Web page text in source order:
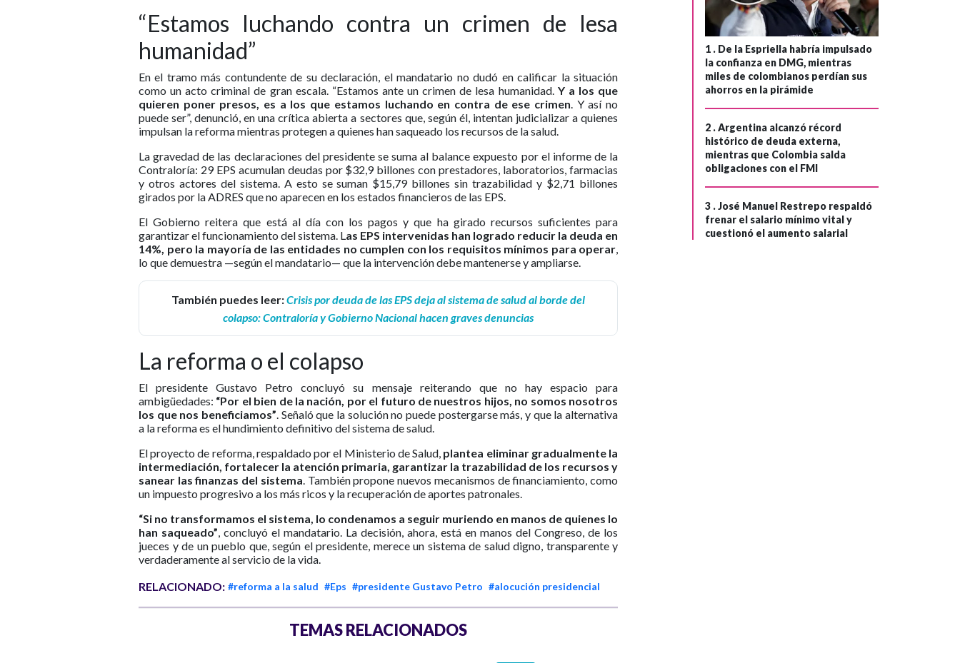
“Estamos luchando contra un crimen de lesa
humanidad”
En el tramo más contundente de su declaración, el mandatario no dudó en calificar la situación
como un acto criminal de gran escala. “Estamos ante un crimen de lesa humanidad.Y a los que
quieren poner presos, es a los que estamos luchando en contra de ese crimen. Y así no
puede ser”, denunció, en una crítica abierta a sectores que, según él, intentan judicializar a quienes
impulsan la reforma mientras protegen a quienes han saqueado los recursos de la salud.
La gravedad de las declaraciones del presidente se suma al balance expuesto por el informe de la
Contraloría: 29 EPS acumulan deudas por $32,9 billones con prestadores, laboratorios, farmacias
y otros actores del sistema. A esto se suman $15,79 billones sin trazabilidad y $2,71 billones
girados por la ADRES que no aparecen en los estados financieros de las EPS.
El Gobierno reitera que está al día con los pagos y que ha girado recursos suficientes para
garantizar el funcionamiento del sistema. Las EPS intervenidas han logrado reducir la deuda en
14%, pero la mayoría de las entidades no cumplen con los requisitos mínimos para operar,
lo que demuestra —según el mandatario— que la intervención debe mantenerse y ampliarse.
También puedes leer:Crisis por deuda de las EPS deja al sistema de salud al borde del
colapso: Contraloría y Gobierno Nacional hacen graves denuncias
La reforma o el colapso
El presidente Gustavo Petro concluyó su mensaje reiterando que no hay espacio para
ambigüedades: “Por el bien de la nación, por el futuro de nuestros hijos, no somos nosotros
los que nos beneficiamos”. Señaló que la solución no puede postergarse más, y que la alternativa
a la reforma es el hundimiento definitivo del sistema de salud.
El proyecto de reforma, respaldado por el Ministerio de Salud, plantea eliminar gradualmente la
intermediación, fortalecer la atención primaria, garantizar la trazabilidad de los recursos y
sanear las finanzas del sistema. También propone nuevos mecanismos de financiamiento, como
un impuesto progresivo a los más ricos y la recuperación de aportes patronales.
“Si no transformamos el sistema, lo condenamos a seguir muriendo en manos de quienes lo
han saqueado”, concluyó el mandatario. La decisión, ahora, está en manos del Congreso, de los
jueces y de un pueblo que, según el presidente, merece un sistema de salud digno, transparente y
verdaderamente al servicio de la vida.
RELACIONADO: #reforma a la salud #Eps #presidente Gustavo Petro #alocución presidencial
TEMAS RELACIONADOS
1 . De la Espriella habría impulsado
la confianza en DMG, mientras
miles de colombianos perdían sus
ahorros en la pirámide
2 .Argentina alcanzó récord
histórico de deuda externa,
mientras que Colombia salda
obligaciones con el FMI
3 .José Manuel Restrepo respaldó
frenar el salario mínimo vital y
cuestionó el aumento salarial